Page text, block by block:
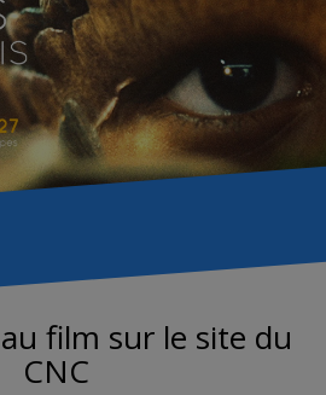
film sur le site du
CNC